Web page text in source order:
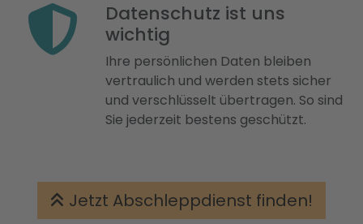
Datenschutz ist uns
wichtig
Ihre persönlichen Daten bleiben
vertraulich und werden stets sicher
und verschlüsselt übertragen. So sind
Sie jederzeit bestens geschützt.
Jetzt Abschleppdienst finden!